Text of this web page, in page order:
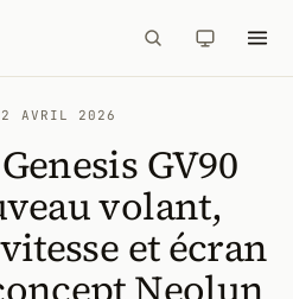
2 AVRIL 2026
GV90
volant,
et écran